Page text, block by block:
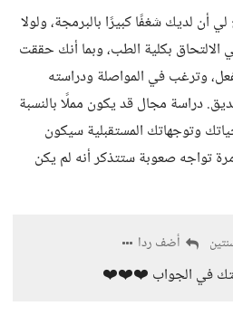
أن لديك شغفًا كبيرًا بالبرمجة، ولولا
بكلية الطب، وبما أنك حققت
وترغب في المواصلة ودراسته
دراسة مجال قد يكون مملًا بالنسبة
وتوجهاتك المستقبلية سيكون
تواجه صعوبة ستتذكر أنه لم يكن
أضف ردا
في الجواب ❤️❤️❤️